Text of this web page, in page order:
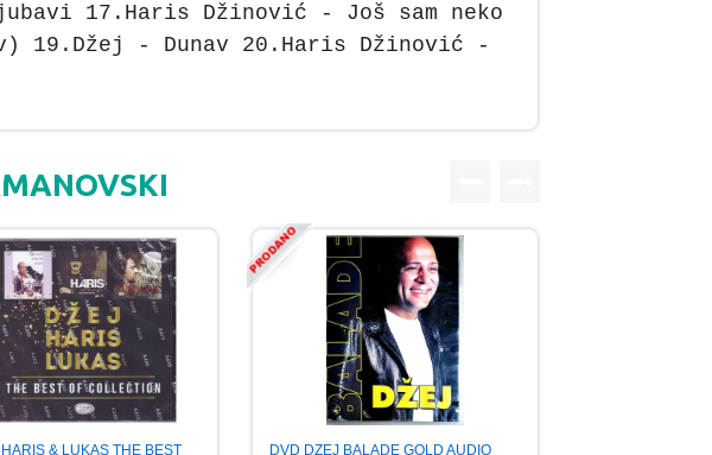
17.Haris Džinović - Još sam neko
19.Džej - Dunav 20.Haris Džinović -
& LUKAS THE BEST DVD DZEJ BALADE GOLD AUDIO